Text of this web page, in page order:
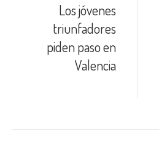
Los jóvenes
triunfadores
piden paso en
Valencia